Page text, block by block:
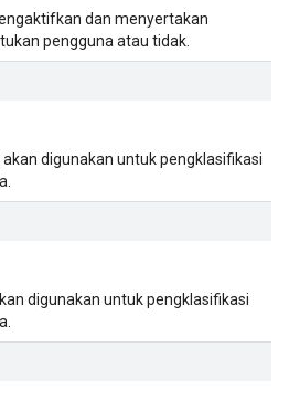
dan menyertakan
pengguna atau tidak.
digunakan untuk pengklasifikasi
digunakan untuk pengklasifikasi